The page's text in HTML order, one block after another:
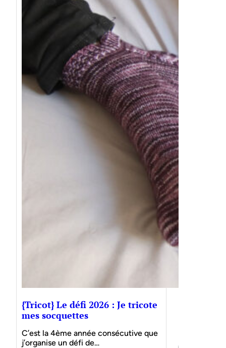
{Tricot} Le défi 2026 : Je tricote
mes socquettes
C’est la 4ème année consécutive que
j’organise un défi de…